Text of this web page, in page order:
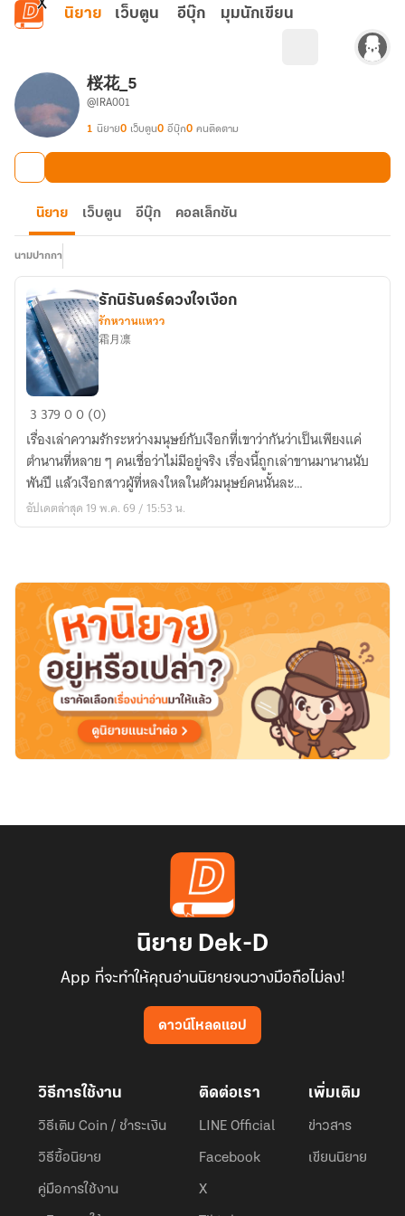
ข้ามไปยังเนื้อหาหลัก
นิยาย เว็บตูน อีบุ๊ก มุมนักเขียน
桜花_5
@IRA001
1 นิยาย0 เว็บตูน0 อีบุ๊ก0 คนติดตาม
นิยาย เว็บตูน อีบุ๊ก คอลเล็กชัน
นามปากกา
รัก
นิ
รัน
ดร์
ดวงใจ
เงือก
รักนิรันดร์ดวงใจเงือก
รักหวานแหวว
霜月凛
3 37900 (0)
เรื่องเล่าความรักระหว่างมนุษย์กับเงือกที่เขาว่ากันว่าเป็นเพียงแค่
ตำนานที่หลาย ๆ คนเชื่อว่าไม่มีอยู่จริง เรื่องนี้ถูกเล่าขานมานานนับ
พันปี แล้วเงือกสาวผู้ที่หลงใหลในตัวมนุษย์คนนั้นละ…
อัปเดตล่าสุด 19 พ.ค. 69 / 15:53 น.
นิยาย Dek-D
App ที่จะทำให้คุณอ่านนิยายจนวางมือถือไม่ลง!
ดาวน์โหลดแอป
วิธีการใช้งาน
วิธีเติม Coin / ชำระเงิน
วิธีซื้อนิยาย
คู่มือการใช้งาน
ติดต่อเรา
LINE Official
Facebook
X
เพิ่มเติม
ข่าวสาร
เขียนนิยาย